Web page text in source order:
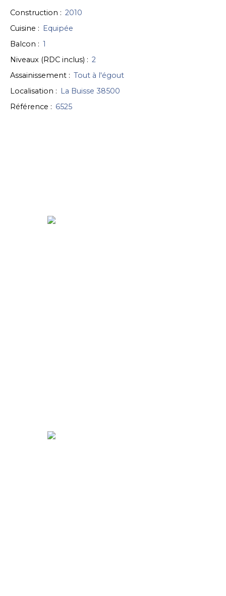
Construction : 2010
Cuisine : Equipée
Balcon : 1
Niveaux (RDC inclus) : 2
Assainissement : Tout à l'égout
Localisation : La Buisse 38500
Référence : 6525